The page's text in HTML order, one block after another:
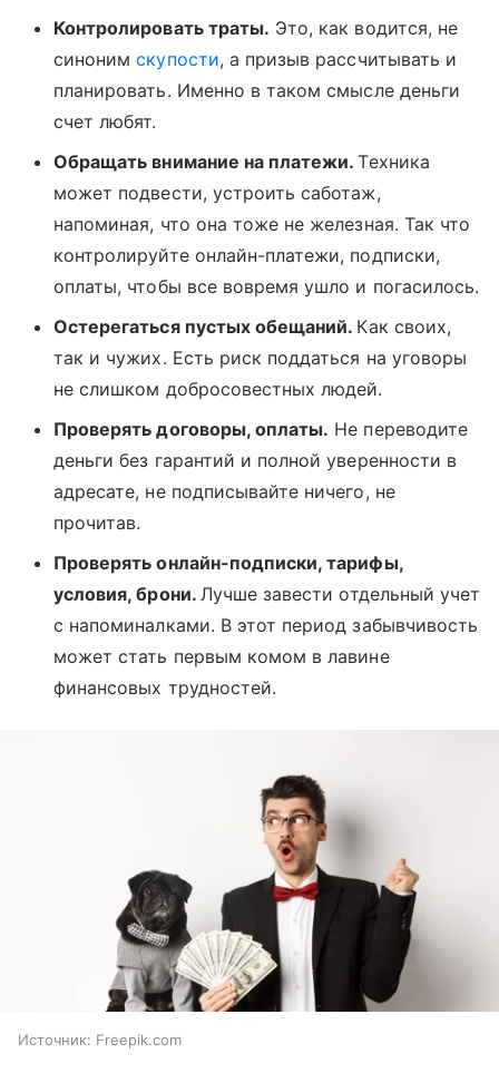
Контролировать траты. Это, как водится, не
синонимскупости, а призыв рассчитывать и
планировать. Именно в таком смысле деньги
счет любят.
Обращать внимание на платежи.Техника
может подвести, устроить саботаж,
напоминая, что она тоже не железная. Так что
контролируйте онлайн-платежи, подписки,
оплаты, чтобы все вовремя ушло и погасилось.
Остерегаться пустых обещаний. Как своих,
так и чужих. Есть риск поддаться на уговоры
не слишком добросовестных людей.
Проверять договоры, оплаты. Не переводите
деньги без гарантий и полной уверенности в
адресате, не подписывайте ничего, не
прочитав.
Проверять онлайн-подписки, тарифы,
условия, брони. Лучше завести отдельный учет
с напоминалками. В этот период забывчивость
может стать первым комом в лавине
финансовых трудностей.
Источник: Freepik.com